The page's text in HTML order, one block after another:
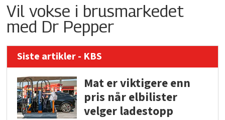
Vil vokse i brusmarkedet
med Dr Pepper
Siste artikler - KBS
Mat er viktigere enn
pris når elbilister
velger ladestopp